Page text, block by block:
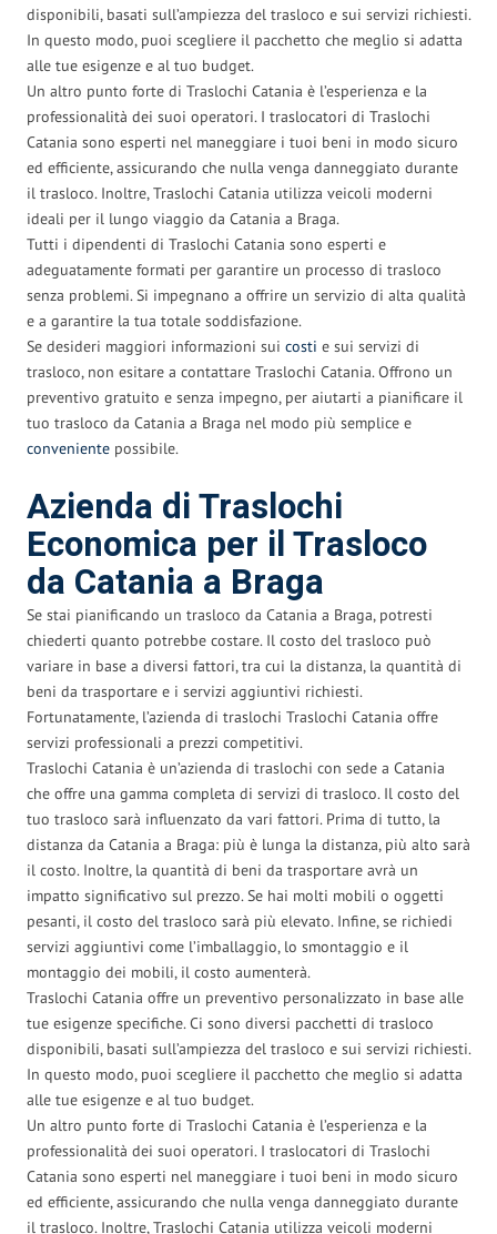
disponibili, basati sull’ampiezza del trasloco e sui servizi richiesti.
In questo modo, puoi scegliere il pacchetto che meglio si adatta
alle tue esigenze e al tuo budget.
Un altro punto forte di Traslochi Catania è l’esperienza e la
professionalità dei suoi operatori. I traslocatori di Traslochi
Catania sono esperti nel maneggiare i tuoi beni in modo sicuro
ed efficiente, assicurando che nulla venga danneggiato durante
il trasloco. Inoltre, Traslochi Catania utilizza veicoli moderni
ideali per il lungo viaggio da Catania a Braga.
Tutti i dipendenti di Traslochi Catania sono esperti e
adeguatamente formati per garantire un processo di trasloco
senza problemi. Si impegnano a offrire un servizio di alta qualità
e a garantire la tua totale soddisfazione.
Se desideri maggiori informazioni sui costi e sui servizi di
trasloco, non esitare a contattare Traslochi Catania. Offrono un
preventivo gratuito e senza impegno, per aiutarti a pianificare il
tuo trasloco da Catania a Braga nel modo più semplice e
conveniente possibile.
Azienda di Traslochi
Economica per il Trasloco
da Catania a Braga
Se stai pianificando un trasloco da Catania a Braga, potresti
chiederti quanto potrebbe costare. Il costo del trasloco può
variare in base a diversi fattori, tra cui la distanza, la quantità di
beni da trasportare e i servizi aggiuntivi richiesti.
Fortunatamente, l’azienda di traslochi Traslochi Catania offre
servizi professionali a prezzi competitivi.
Traslochi Catania è un’azienda di traslochi con sede a Catania
che offre una gamma completa di servizi di trasloco. Il costo del
tuo trasloco sarà influenzato da vari fattori. Prima di tutto, la
distanza da Catania a Braga: più è lunga la distanza, più alto sarà
il costo. Inoltre, la quantità di beni da trasportare avrà un
impatto significativo sul prezzo. Se hai molti mobili o oggetti
pesanti, il costo del trasloco sarà più elevato. Infine, se richiedi
servizi aggiuntivi come l’imballaggio, lo smontaggio e il
montaggio dei mobili, il costo aumenterà.
Traslochi Catania offre un preventivo personalizzato in base alle
tue esigenze specifiche. Ci sono diversi pacchetti di trasloco
disponibili, basati sull’ampiezza del trasloco e sui servizi richiesti.
In questo modo, puoi scegliere il pacchetto che meglio si adatta
alle tue esigenze e al tuo budget.
Un altro punto forte di Traslochi Catania è l’esperienza e la
professionalità dei suoi operatori. I traslocatori di Traslochi
Catania sono esperti nel maneggiare i tuoi beni in modo sicuro
ed efficiente, assicurando che nulla venga danneggiato durante
il trasloco. Inoltre, Traslochi Catania utilizza veicoli moderni